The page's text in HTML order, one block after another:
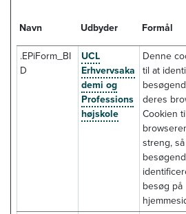
Navn Udbyder Formål
.EPiForm_BI
D
UCL
Erhvervsaka
demi og
Professions
højskole
Denne
til at
deres
Cookien
streng,
besøg på